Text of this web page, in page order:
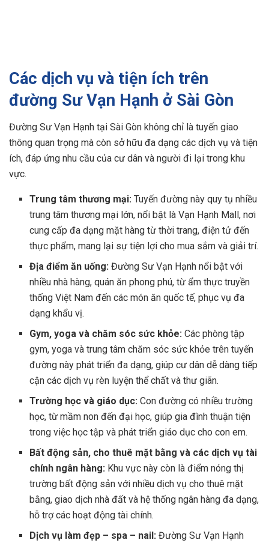
Các dịch vụ và tiện ích trên
đường Sư Vạn Hạnh ở Sài Gòn
Đường Sư Vạn Hạnh tại Sài Gòn không chỉ là tuyến giao
thông quan trọng mà còn sở hữu đa dạng các dịch vụ và tiện
ích, đáp ứng nhu cầu của cư dân và người đi lại trong khu
vực.
Trung tâm thương mại:Tuyến đường này quy tụ nhiều
trung tâm thương mại lớn, nổi bật là Vạn Hạnh Mall, nơi
cung cấp đa dạng mặt hàng từ thời trang, điện tử đến
thực phẩm, mang lại sự tiện lợi cho mua sắm và giải trí.
Địa điểm ăn uống: Đường Sư Vạn Hạnh nổi bật với
nhiều nhà hàng, quán ăn phong phú, từ ẩm thực truyền
thống Việt Nam đến các món ăn quốc tế, phục vụ đa
dạng khẩu vị.
Gym, yoga và chăm sóc sức khỏe:Các phòng tập
gym, yoga và trung tâm chăm sóc sức khỏe trên tuyến
đường này phát triển đa dạng, giúp cư dân dễ dàng tiếp
cận các dịch vụ rèn luyện thể chất và thư giãn.
Trường học và giáo dục:Con đường có nhiều trường
học, từ mầm non đến đại học, giúp gia đình thuận tiện
trong việc học tập và phát triển giáo dục cho con em.
Bất động sản, cho thuê mặt bằng và các dịch vụ tài
chính ngân hàng: Khu vực này còn là điểm nóng thị
trường bất động sản với nhiều dịch vụ cho thuê mặt
bằng, giao dịch nhà đất và hệ thống ngân hàng đa dạng,
hỗ trợ các hoạt động tài chính.
Dịch vụ làm đẹp – spa – nail: Đường Sư Vạn Hạnh